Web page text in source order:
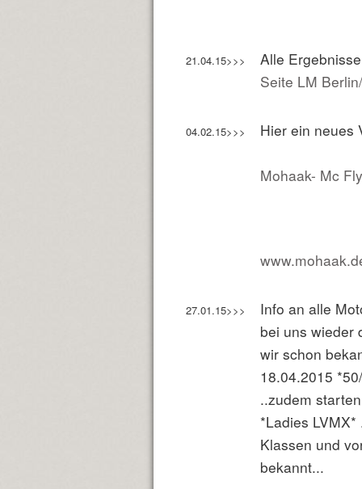
21.04.15>>>
Alle
Seite LM
04.02.15>>> Hier ein neues
Mohaak- Mc
27.01.15>>>
Info an alle
bei uns wieder
wir schon
18.04.2015
..zudem
*Ladies
Klassen und
bekannt...